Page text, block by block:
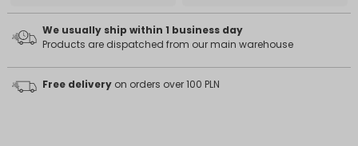
We usually ship within 1 business day
Products are dispatched from our main warehouse
Free delivery on orders over 100 PLN